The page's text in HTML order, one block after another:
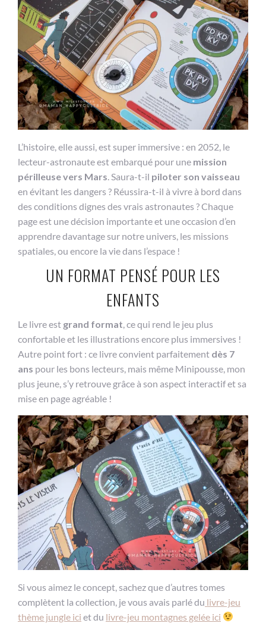
L’histoire, elle aussi, est super immersive : en 2052, le
lecteur-astronaute est embarqué pour une mission
périlleuse vers Mars. Saura-t-il piloter son vaisseau
en évitant les dangers ? Réussira-t-il à vivre à bord dans
des conditions dignes des vrais astronautes ? Chaque
page est une décision importante et une occasion d’en
apprendre davantage sur notre univers, les missions
spatiales, ou encore la vie dans l’espace !
UN FORMAT PENSÉ POUR LES
ENFANTS
Le livre est grand format, ce qui rend le jeu plus
confortable et les illustrations encore plus immersives !
Autre point fort : ce livre convient parfaitement dès 7
ans pour les bons lecteurs, mais même Minipousse, mon
plus jeune, s’y retrouve grâce à son aspect interactif et sa
mise en page agréable !
Si vous aimez le concept, sachez que d’autres tomes
complètent la collection, je vous avais parlé du livre-jeu
thème jungle ici et du livre-jeu montagnes gelée ici